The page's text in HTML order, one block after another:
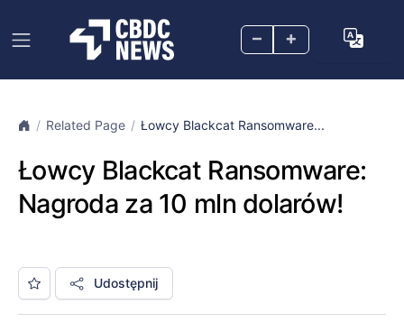
– +
Related Page Łowcy Blackcat Ransomware...
Łowcy Blackcat Ransomware:
Nagroda za 10 mln dolarów!
Udostępnij